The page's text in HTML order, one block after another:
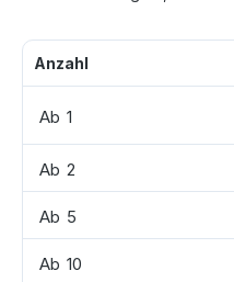
Anzahl
Ab 1
Ab 2
Ab 5
Ab 10